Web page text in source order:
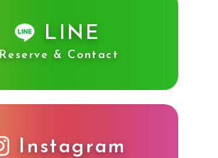
LINE
Reserve & Contact
Instagram